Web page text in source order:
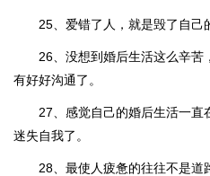
25、爱错了人，就是毁了自己
26、没想到婚后生活这么辛
有好好沟通了。
27、感觉自己的婚后生活一
迷失自我了。
28、最使人疲惫的往往不是道